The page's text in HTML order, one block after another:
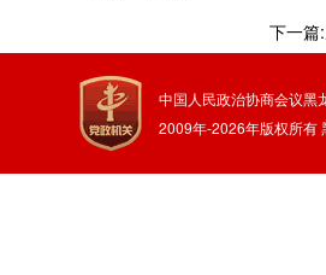
中国人民政治协商会议黑
2009年-2026年版权所有